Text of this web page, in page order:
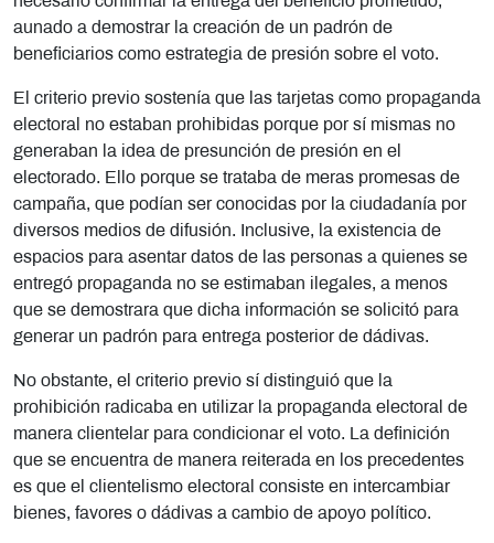
aunado a demostrar la creación de un padrón de
beneficiarios como estrategia de presión sobre el voto.
El criterio previo sostenía que las tarjetas como propaganda
electoral no estaban prohibidas porque por sí mismas no
generaban la idea de presunción de presión en el
electorado. Ello porque se trataba de meras promesas de
campaña, que podían ser conocidas por la ciudadanía por
diversos medios de difusión. Inclusive, la existencia de
espacios para asentar datos de las personas a quienes se
entregó propaganda no se estimaban ilegales, a menos
que se demostrara que dicha información se solicitó para
generar un padrón para entrega posterior de dádivas.
No obstante, el criterio previo sí distinguió que la
prohibición radicaba en utilizar la propaganda electoral de
manera clientelar para condicionar el voto. La definición
que se encuentra de manera reiterada en los precedentes
es que el clientelismo electoral consiste en intercambiar
bienes, favores o dádivas a cambio de apoyo político.